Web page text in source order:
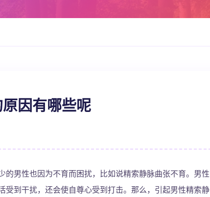
因有哪些呢
男性也因为不育而困扰，比如说精索静脉曲张不育。男性
受到干扰，还会使自尊心受到打击。那么，引起男性精索静